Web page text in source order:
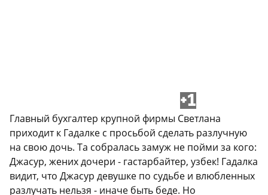
+1
Главный бухгалтер крупной фирмы Светлана
приходит к Гадалке с просьбой сделать разлучную
на свою дочь. Та собралась замуж не пойми за кого:
Джасур, жених дочери - гастарбайтер, узбек! Гадалка
видит, что Джасур девушке по судьбе и влюбленных
разлучать нельзя - иначе быть беде. Но